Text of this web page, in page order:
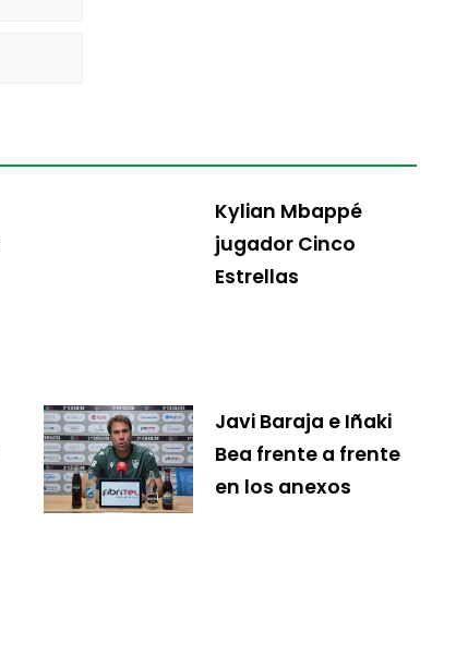
Kylian Mbappé
jugador Cinco
Estrellas
Javi Baraja e Iñaki
Bea frente a frente
en los anexos